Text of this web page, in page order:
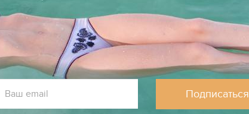
Подписаться